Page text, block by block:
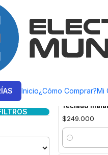
Inicio¿Cómo Comprar?Mi
Zona Gamer Teclados
G915TKL |
Teclado
$249.000
Cantidad